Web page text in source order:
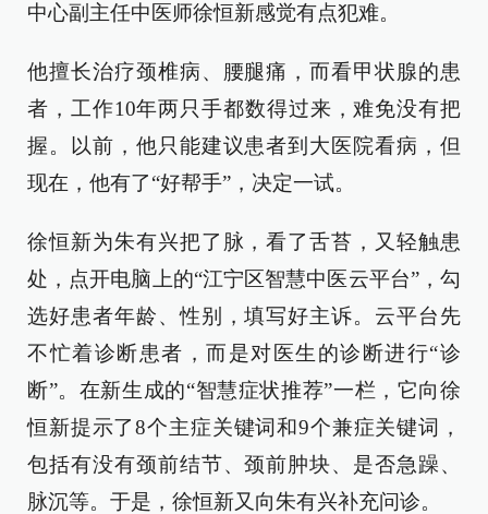
中心副主任中医师徐恒新感觉有点犯难。
他擅长治疗颈椎病、腰腿痛，而看甲状腺的患
者，工作10年两只手都数得过来，难免没有把
握。以前，他只能建议患者到大医院看病，但
现在，他有了“好帮手”，决定一试。
徐恒新为朱有兴把了脉，看了舌苔，又轻触患
处，点开电脑上的“江宁区智慧中医云平台”，勾
选好患者年龄、性别，填写好主诉。云平台先
不忙着诊断患者，而是对医生的诊断进行“诊
断”。在新生成的“智慧症状推荐”一栏，它向徐
恒新提示了8个主症关键词和9个兼症关键词，
包括有没有颈前结节、颈前肿块、是否急躁、
脉沉等。于是，徐恒新又向朱有兴补充问诊。